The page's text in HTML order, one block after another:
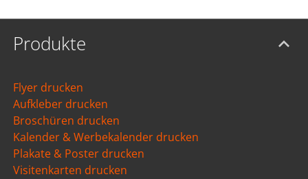
Produkte
Flyer drucken
Aufkleber drucken
Broschüren drucken
Kalender & Werbekalender drucken
Plakate & Poster drucken
Visitenkarten drucken